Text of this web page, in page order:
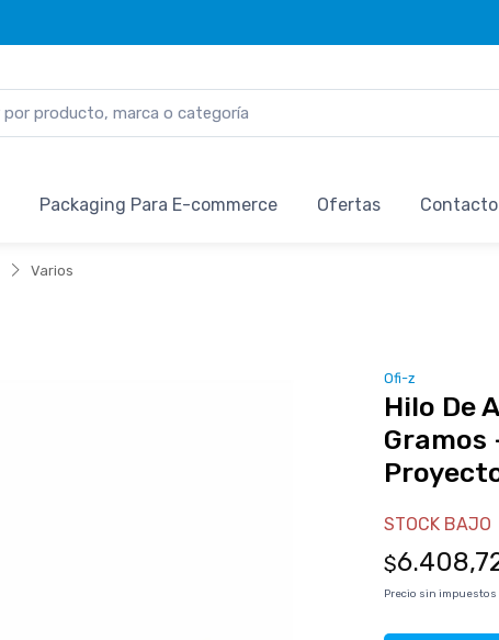
Packaging Para E-commerce Ofertas Contacto
Varios
Ofi-z
Hilo De
Gramos
STOCK BAJO
$
Precio sin